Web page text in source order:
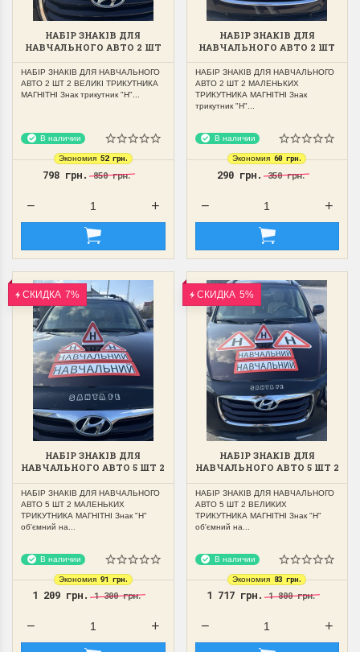
НАБІР ЗНАКІВ ДЛЯ
НАВЧАЛЬНОГО АВТО 2 ШТ
МАГНІТНІ
НАБІР ЗНАКІВ ДЛЯ НАВЧАЛЬНОГО
АВТО 2 ШТ 2 ВЕЛИКІ ТРИКУТНИКА
МАГНІТНІ Знак трикутник "Н"...
В наличии
Экономия 52 грн.
798 грн.850 грн.
НАБІР ЗНАКІВ ДЛЯ
НАВЧАЛЬНОГО АВТО 2 ШТ
ТРИКУТНИКА МАГНІТНІ
НАБІР ЗНАКІВ ДЛЯ НАВЧАЛЬНОГО
АВТО 2 ШТ 2 МАЛЕНЬКИХ
ТРИКУТНИКА МАГНІТНІ Знак
трикутник "Н"...
В наличии
Экономия 60 грн.
290 грн.350 грн.
СКИДКА 7%
НАБІР ЗНАКІВ ДЛЯ
НАВЧАЛЬНОГО АВТО 5 ШТ 2
МАГНІТНІ
НАБІР ЗНАКІВ ДЛЯ НАВЧАЛЬНОГО
АВТО 5 ШТ 2 МАЛЕНЬКИХ
ТРИКУТНИКА МАГНІТНІ Знак "Н"
об'ємний на...
В наличии
Экономия 91 грн.
1 209 грн.1 300 грн.
СКИДКА 5%
НАБІР ЗНАКІВ ДЛЯ
НАВЧАЛЬНОГО АВТО 5 ШТ 2
МАГНІТНІ
НАБІР ЗНАКІВ ДЛЯ НАВЧАЛЬНОГО
АВТО 5 ШТ 2 ВЕЛИКИХ
ТРИКУТНИКА МАГНІТНІ Знак "Н"
об'ємний на...
В наличии
Экономия 83 грн.
1 717 грн.1 800 грн.